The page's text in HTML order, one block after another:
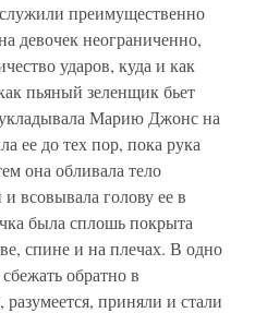
преимущественно
девочек неограниченно,
ударов, куда и как
пьяный зеленщик бьет
укладывала Марию Джонс на
ее до тех пор, пока рука
она обливала тело
всовывала голову ее в
была сплошь покрыта
спине и на плечах. В одно
обратно в
приняли и стали